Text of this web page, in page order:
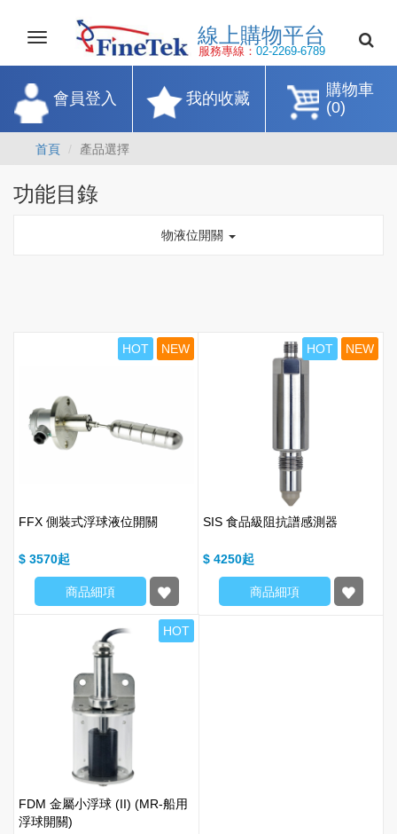
Toggle
navigation
線上購物平
服務專線：02-2269-
購物車
(0)
我的收藏
會員登入
首頁 產品選擇
功能目錄
物液位開關
HOT NEW
FFX 側裝式浮球液位開關
$ 3570
商品細項
HOT NEW
SIS 食品級阻抗譜感測器
$ 4250
商品細項
HOT
FDM 金屬小浮球 (II) (MR-船用
浮球開關)